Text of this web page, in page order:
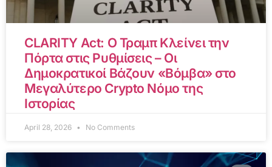
CLARITY Act: Ο Τραμπ Κλείνει την
Πόρτα στις Ρυθμίσεις – Οι
Δημοκρατικοί Βάζουν «Βόμβα» στο
Μεγαλύτερο Crypto Νόμο της
Ιστορίας
April 28, 2026 No Comments